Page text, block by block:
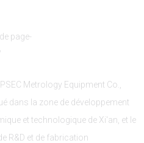
Metrology Equipment Co.,
dans la zone de développement
et technologique de Xi'an, et le
R&D et de fabrication